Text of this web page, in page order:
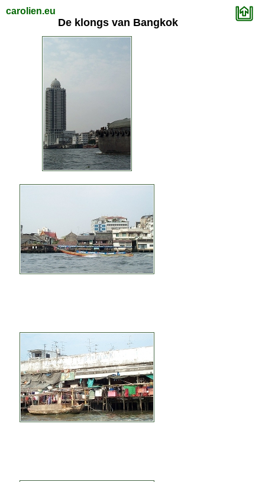
carolien.eu
De klongs van Bangkok